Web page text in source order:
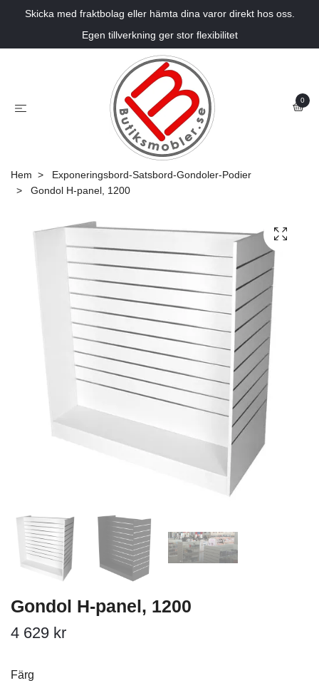
Skicka med fraktbolag eller hämta dina varor direkt hos oss.
Egen tillverkning ger stor flexibilitet
0
Hem
Exponeringsbord-Satsbord-Gondoler-Podier
Gondol H-panel, 1200
Gondol H-panel, 1200
4 629 kr
Färg